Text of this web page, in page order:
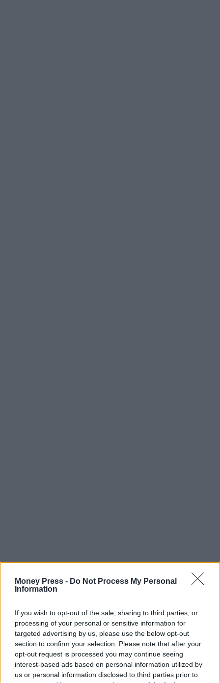
Money Press - Do Not Process My Personal
Information
If you wish to opt-out of the sale, sharing to third parties, or
processing of your personal or sensitive information for
targeted advertising by us, please use the below opt-out
section to confirm your selection. Please note that after your
opt-out request is processed you may continue seeing
interest-based ads based on personal information utilized by
us or personal information disclosed to third parties prior to